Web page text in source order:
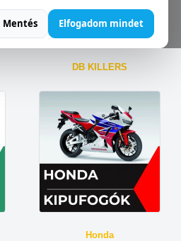
Mentés Elfogadom mindet
DB KILLERS
Honda